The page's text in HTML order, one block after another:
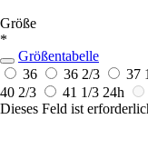
Größe
*
Größentabelle
36
36 2/3 37
40 2/3
41 1/3 24h
Dieses Feld ist